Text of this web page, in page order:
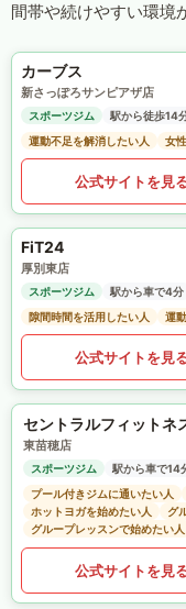
間帯や続けやすい環境
カーブス
新さっぽろサンピアザ店
スポーツジム
駅から徒歩14
運動不足を解消したい人
女
公式サイトを見
FiT24
厚別東店
スポーツジム
駅から車で4分
隙間時間を活用したい人
運
公式サイトを見
セントラルフィットネ
東苗穂店
スポーツジム
駅から車で14
プール付きジムに通いたい人
ホットヨガを始めたい人
グ
グループレッスンで始めたい人
公式サイトを見